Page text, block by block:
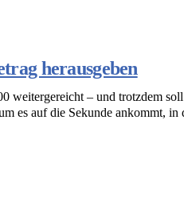
herausgeben
weitergereicht – und trotzdem
es auf die Sekunde ankommt,